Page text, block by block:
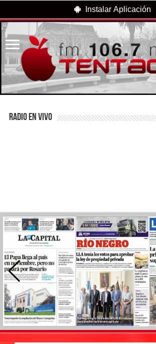
Instalar Aplicación
RADIO EN VIVO